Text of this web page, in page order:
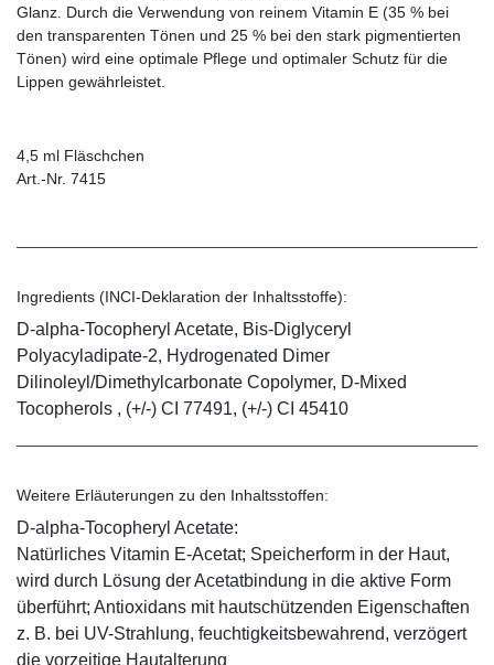
Glanz. Durch die Verwendung von reinem Vitamin E (35 % bei
den transparenten Tönen und 25 % bei den stark pigmentierten
Tönen) wird eine optimale Pflege und optimaler Schutz für die
Lippen gewährleistet.
4,5 ml Fläschchen
Art.-Nr. 7415
Ingredients (INCI-Deklaration der Inhaltsstoffe):
D-alpha-Tocopheryl Acetate, Bis-Diglyceryl
Polyacyladipate-2, Hydrogenated Dimer
Dilinoleyl/Dimethylcarbonate Copolymer, D-Mixed
Tocopherols , (+/-) CI 77491, (+/-) CI 45410
Weitere Erläuterungen zu den Inhaltsstoffen:
D-alpha-Tocopheryl Acetate:
Natürliches Vitamin E-Acetat; Speicherform in der Haut,
wird durch Lösung der Acetatbindung in die aktive Form
überführt; Antioxidans mit hautschützenden Eigenschaften
z. B. bei UV-Strahlung, feuchtigkeitsbewahrend, verzögert
die vorzeitige Hautalterung